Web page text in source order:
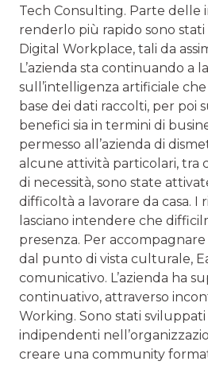
Tech Consulting. Parte delle
renderlo più rapido sono
Digital Workplace, tali da
L’azienda sta continuando a
sull’intelligenza artificiale
base dei dati raccolti, per poi
benefici sia in termini di
permesso all’azienda di
alcune attività particolari, tra
di necessità, sono state
difficoltà a lavorare da casa.
lasciano intendere che
presenza. Per
dal punto di vista culturale,
comunicativo. L’azienda ha
continuativo, attraverso
Working. Sono stati
indipendenti
creare una community